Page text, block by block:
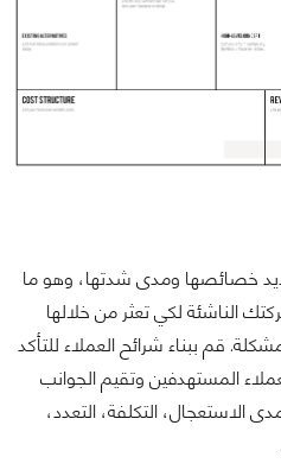
خصائصها ومدى شدتها، وهو ما
الناشئة لكي تعثر من خلالها
قم ببناء شرائح العملاء للتأكد
المستهدفين وتقيم الجوانب
الاستعجال، التكلفة، التعدد،